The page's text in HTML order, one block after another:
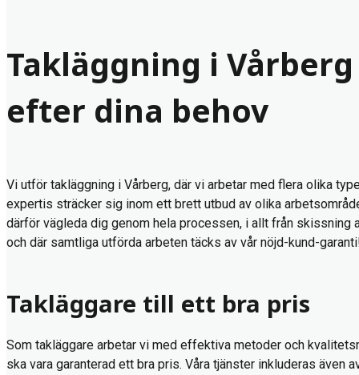
Takläggning i
efter dina behov
Vi utför takläggning i Vårberg, där vi arbetar med flera olika
expertis sträcker sig inom ett brett utbud av olika
därför vägleda dig genom hela processen, i allt från skissning
och där samtliga utförda arbeten täcks av vår nöjd-kund-
Takläggare till ett bra pris
Som takläggare arbetar vi med effektiva metoder och
ska vara garanterad ett bra pris. Våra tjänster inkluderas även